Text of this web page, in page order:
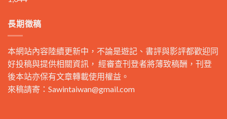
長期徵稿
本網站內容陸續更新中，不論是遊記、書評與影評都歡迎同
好投稿與提供相關資訊， 經審查刊登者將薄致稿酬，刊登
後本站亦保有文章轉載使用權益。
來稿請寄： Sawintaiwan@gmail.com